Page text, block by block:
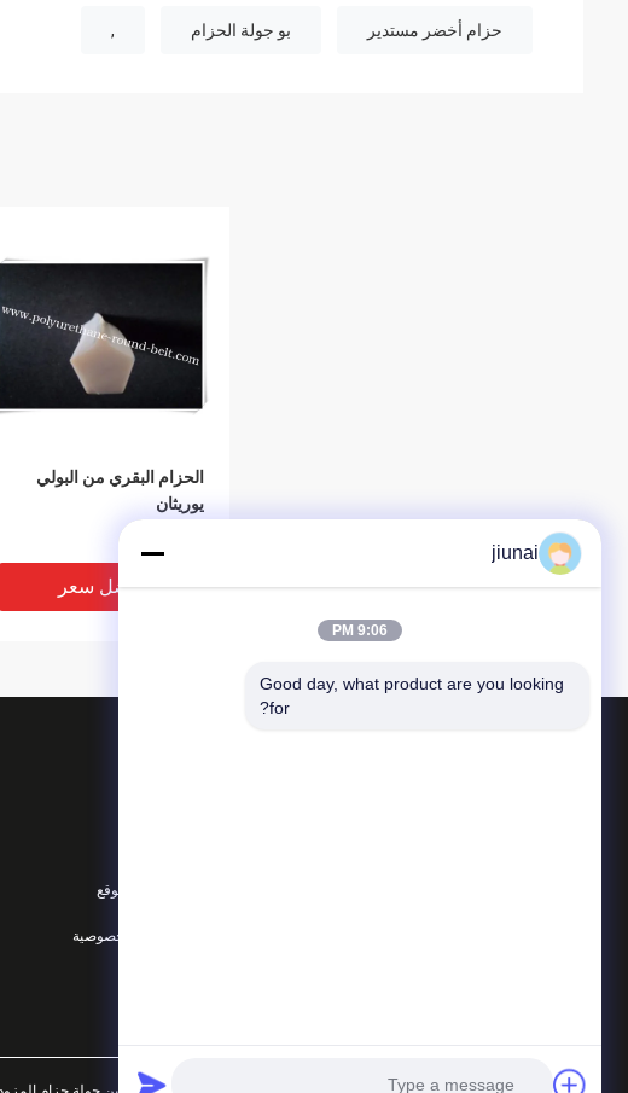
حزام أخضر مستدير بو جولة الحزام ,
الحزام البقري من البولي
يوريثان
افضل سعر
خريطة الموقع
سياسة الخصوصية
jiunai
9:06 PM
Good day, what product are you looking
for?